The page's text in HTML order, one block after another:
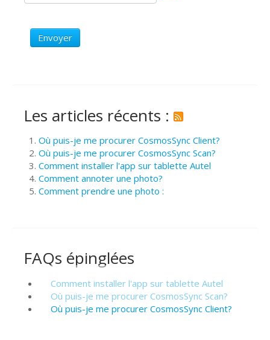
Envoyer
Les articles récents :
Où puis-je me procurer CosmosSync Client?
Où puis-je me procurer CosmosSync Scan?
Comment installer l'app sur tablette Autel
Comment annoter une photo?
Comment prendre une photo :
FAQs épinglées
Comment installer l'app sur tablette Autel
Où puis-je me procurer CosmosSync Scan?
Où puis-je me procurer CosmosSync Client?